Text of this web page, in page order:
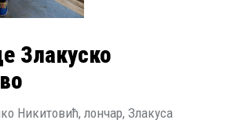
Злакуско
Никитовић, лончар, Злакуса